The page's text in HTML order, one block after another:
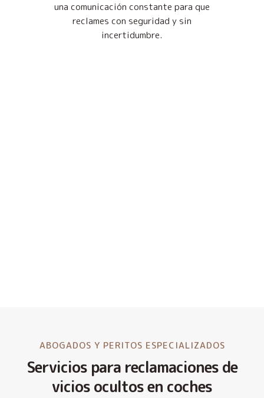
una comunicación constante para que
reclames con seguridad y sin
incertidumbre.
ABOGADOS Y PERITOS ESPECIALIZADOS
Servicios para reclamaciones de
vicios ocultos en coches